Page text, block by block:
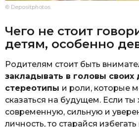
© Depositphotos
Чего не стоит
детям, особенно
Родителям стоит быть
закладывать в головы своих
стереотипы и роли, которые
сказаться на будущем. Если ты
современную, сильную и
личность, то старайся